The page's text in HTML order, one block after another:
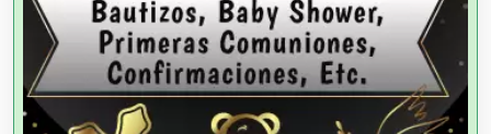
Agencias de Publicidad
Agencias de Viajes